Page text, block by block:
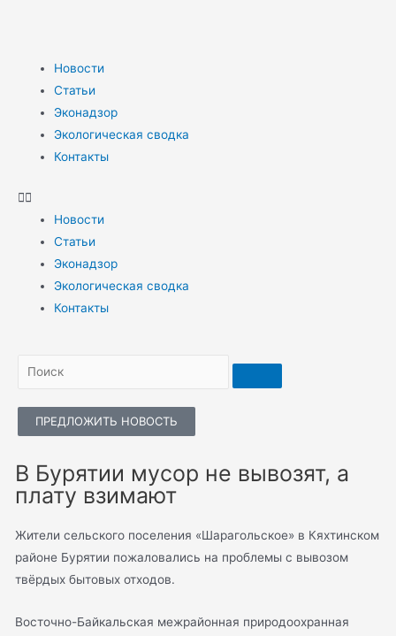
Новости
Статьи
Эконадзор
Экологическая сводка
Контакты
Новости
Статьи
Эконадзор
Экологическая сводка
Контакты
ПРЕДЛОЖИТЬ НОВОСТЬ
В Бурятии мусор не вывозят, а
плату взимают
Жители сельского поселения «Шарагольское» в Кяхтинском
районе Бурятии пожаловались на проблемы с вывозом
твёрдых бытовых отходов.
Восточно-Байкальская межрайонная природоохранная